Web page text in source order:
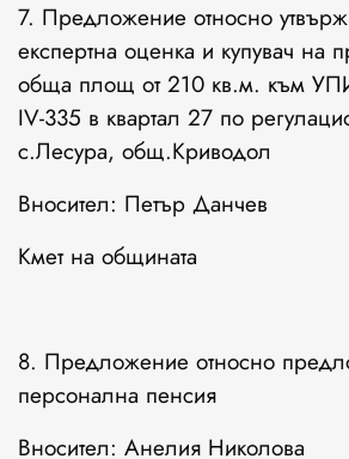
7. Предложение относно
експертна оценка и купувач на
обща площ от 210 кв.м. към
IV-335 в квартал 27 по
с.Лесура, общ.Криводол
Вносител: Петър Данчев
Кмет на общината
8. Предложение относно
персонална пенсия
Вносител: Анелия Николова